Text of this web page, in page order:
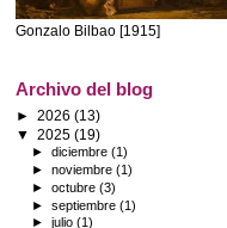
Gonzalo Bilbao [1915]
Archivo del blog
► 2026 (13)
▼ 2025 (19)
►diciembre(1)
►noviembre(1)
►octubre(3)
►septiembre(1)
►julio(1)